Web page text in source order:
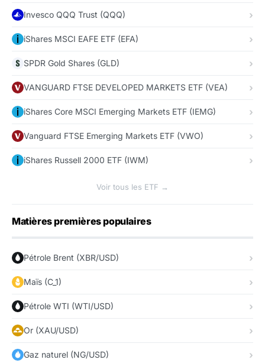
Invesco QQQ Trust (QQQ)
iShares MSCI EAFE ETF (EFA)
SPDR Gold Shares (GLD)
VANGUARD FTSE DEVELOPED MARKETS ETF (VEA)
iShares Core MSCI Emerging Markets ETF (IEMG)
Vanguard FTSE Emerging Markets ETF (VWO)
iShares Russell 2000 ETF (IWM)
Voir tous les ETF →
Matières premières populaires
Pétrole Brent (XBR/USD)
Maïs (C_1)
Pétrole WTI (WTI/USD)
Or (XAU/USD)
Gaz naturel (NG/USD)